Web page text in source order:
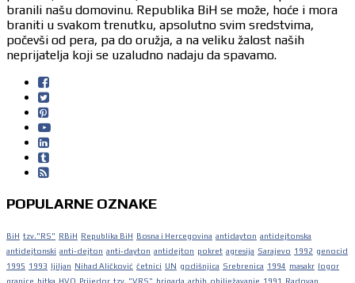
branili našu domovinu. Republika BiH se može, hoće i mora
braniti u svakom trenutku, apsolutno svim sredstvima,
počevši od pera, pa do oružja, a na veliku žalost naših
neprijatelja koji se uzaludno nadaju da spavamo.
POPULARNE OZNAKE
BiH tzv."RS" RBiH Republika BiH Bosna i Hercegovina antidayton antidejtonska
antidejtonski anti-dejton anti-dayton antidejton pokret agresija Sarajevo 1992 genocid
1995 1993 ljiljan Nihad Aličković četnici UN godišnjica Srebrenica 1994 masakr logor
granice bitka HVO Prijedor tzv. "VRS" brigada arbih obilježavanje 1991
Radovan